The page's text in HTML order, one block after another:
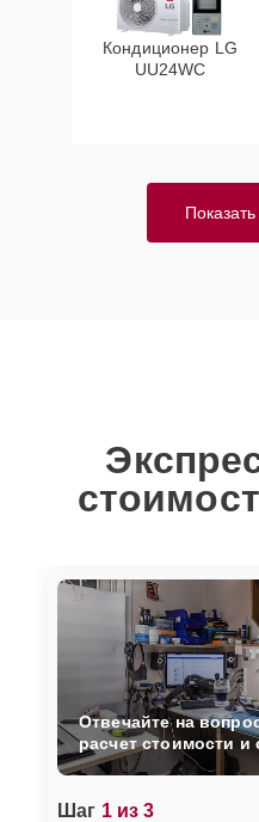
Кондиционер LG
UU24WC
Шаг 1 из 3
Отвечайте на
расчет стоимости и